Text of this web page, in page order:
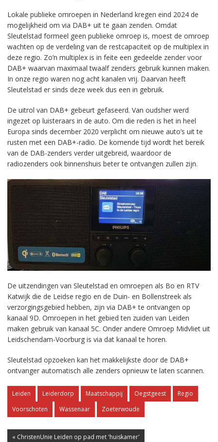
Lokale publieke omroepen in Nederland kregen eind 2024 de
mogelijkheid om via DAB+ uit te gaan zenden. Omdat
Sleutelstad formeel geen publieke omroep is, moest de omroep
wachten op de verdeling van de restcapaciteit op de multiplex in
deze regio. Zo’n multiplex is in feite een gedeelde zender voor
DAB+ waarvan maximaal twaalf zenders gebruik kunnen maken.
In onze regio waren nog acht kanalen vrij. Daarvan heeft
Sleutelstad er sinds deze week dus een in gebruik.
De uitrol van DAB+ gebeurt gefaseerd. Van oudsher werd
ingezet op luisteraars in de auto. Om die reden is het in heel
Europa sinds december 2020 verplicht om nieuwe auto’s uit te
rusten met een DAB+-radio. De komende tijd wordt het bereik
van de DAB-zenders verder uitgebreid, waardoor de
radiozenders ook binnenshuis beter te ontvangen zullen zijn.
De uitzendingen van Sleutelstad en omroepen als Bo en RTV
Katwijk die de Leidse regio en de Duin- en Bollenstreek als
verzorgingsgebied hebben, zijn via DAB+ te ontvangen op
kanaal 9D. Omroepen in het gebied ten zuiden van Leiden
maken gebruik van kanaal 5C. Onder andere Omroep Midvliet uit
Leidschendam-Voorburg is via dat kanaal te horen.
Sleutelstad opzoeken kan het makkelijkste door de DAB+
ontvanger automatisch alle zenders opnieuw te laten scannen.
Leiden Leiderdorp Maatschappij Oegstgeest
Regio
Voorschoten
Wassenaar Zoeterwoude
« ChristenUnie Leiden op pad met 'huiskamer'